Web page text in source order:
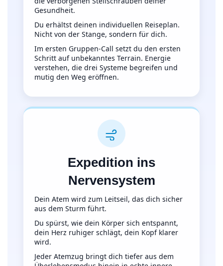
Gesundheit.
Du erhältst deinen individuellen Reiseplan.
Nicht von der Stange, sondern für dich.
Im ersten Gruppen‑Call setzt du den ersten
Schritt auf unbekanntes Terrain. Energie
verstehen, die drei Systeme begreifen und
mutig den Weg eröffnen.
Expedition ins
Nervensystem
Dein Atem wird zum Leitseil, das dich sicher
aus dem Sturm führt.
Du spürst, wie dein Körper sich entspannt,
dein Herz ruhiger schlägt, dein Kopf klarer
wird.
Jeder Atemzug bringt dich tiefer aus dem